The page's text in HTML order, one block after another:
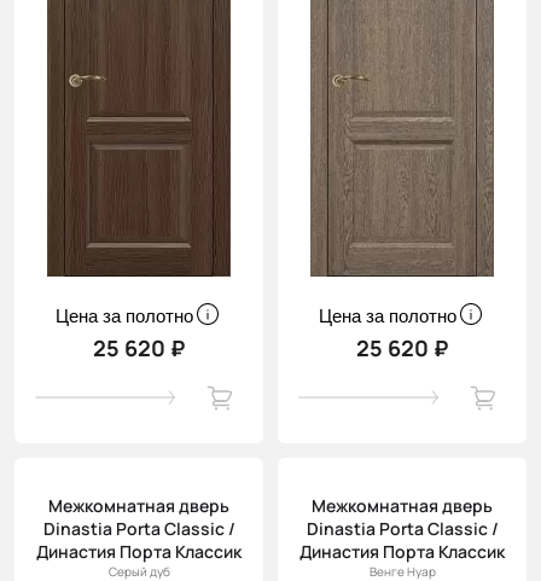
Цена за полотно
25 620 ₽
Цена за полотно
25 620 ₽
Межкомнатная дверь
Dinastia Porta Classic /
Династия Порта Классик
Серый дуб
Межкомнатная дверь
Dinastia Porta Classic /
Династия Порта Классик
Венге Нуар